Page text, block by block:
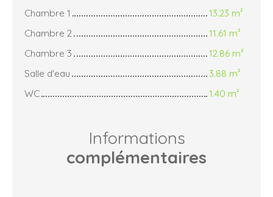
Chambre 1
13.23 m²
Chambre 2
11.61 m²
Chambre 3
12.86 m²
Salle d'eau
3.88 m²
WC
1.40 m²
Informations
complémentaires